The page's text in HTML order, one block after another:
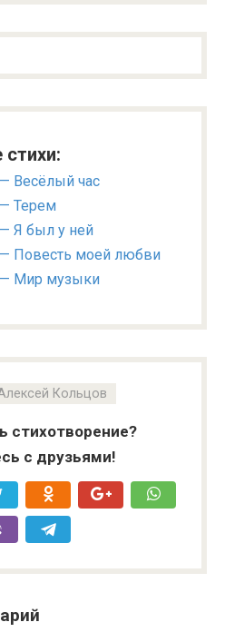
Весёлый час
Терем
Я был у ней
Повесть моей любви
Мир музыки
Кольцов
стихотворение?
с друзьями!